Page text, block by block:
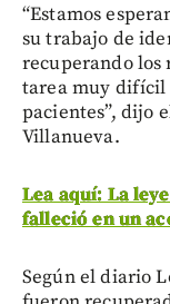
“Estamos
su trabajo de
recuperando los
tarea muy difícil
pacientes”, dijo
Villanueva.
Lea aquí: La
falleció en un
Según el diario